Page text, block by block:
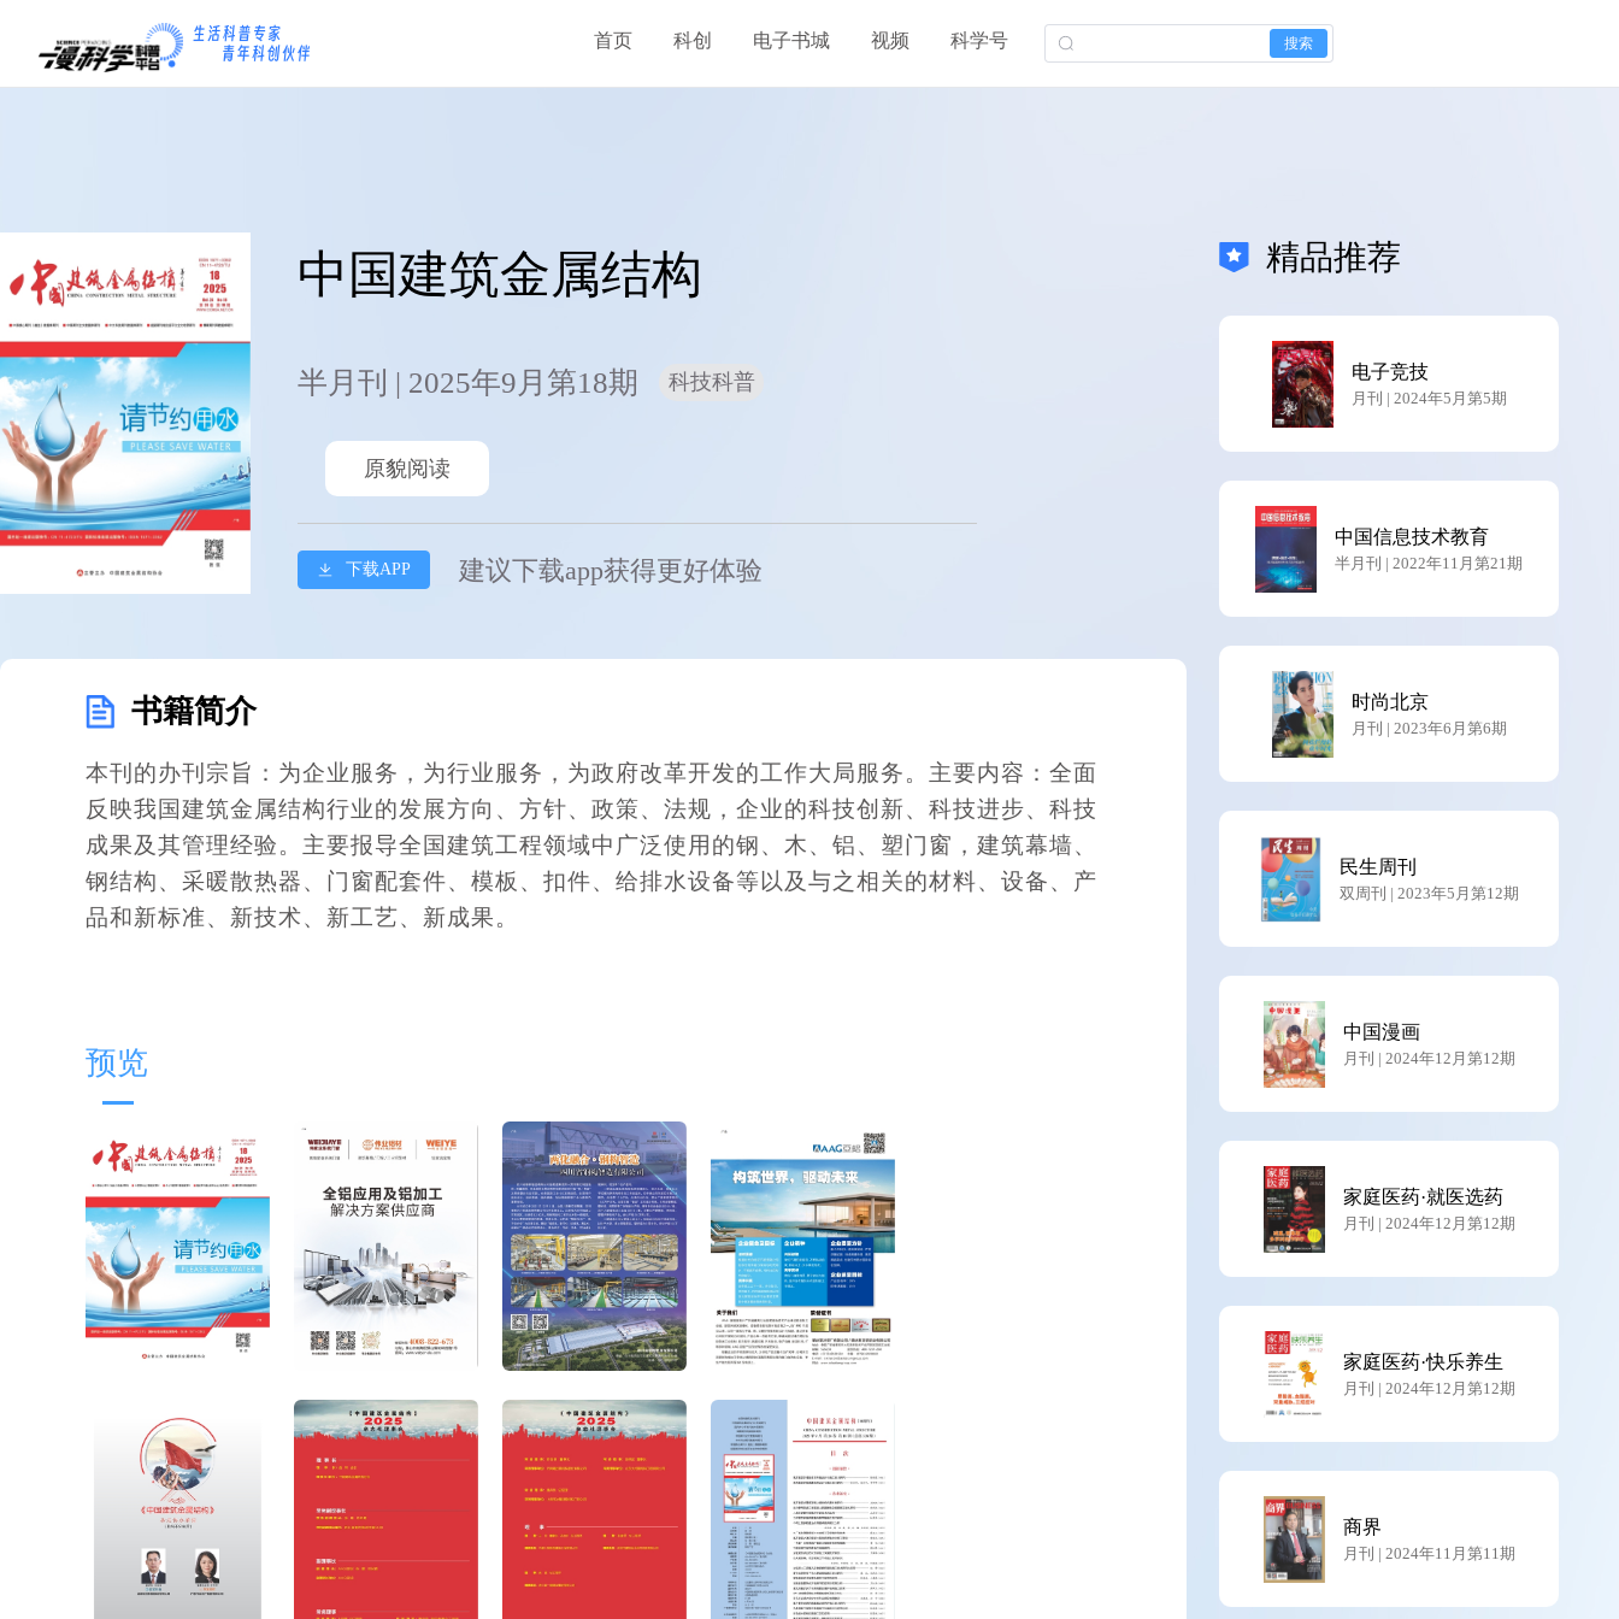
首页 科创 电子书城 视频 科学号 搜索
中国建筑金属结构
半月刊 | 2025年9月第18期 科技科普
原貌阅读
下载APP 建议下载app获得更好体验
书籍简介
本刊的办刊宗旨：为企业服务，为行业服务，为政府改革开发的工作大局服务。主要内容：全面
反映我国建筑金属结构行业的发展方向、方针、政策、法规，企业的科技创新、科技进步、科技
成果及其管理经验。主要报导全国建筑工程领域中广泛使用的钢、木、铝、塑门窗，建筑幕墙、
钢结构、采暖散热器、门窗配套件、模板、扣件、给排水设备等以及与之相关的材料、设备、产
品和新标准、新技术、新工艺、新成果。
预览
精品推荐
电子竞技
月刊 | 2024年5月第5期
中国信息技术教育
半月刊 | 2022年11月第21期
时尚北京
月刊 | 2023年6月第6期
民生周刊
双周刊 | 2023年5月第12期
中国漫画
月刊 | 2024年12月第12期
家庭医药·就医选药
月刊 | 2024年12月第12期
家庭医药·快乐养生
月刊 | 2024年12月第12期
商界
月刊 | 2024年11月第11期